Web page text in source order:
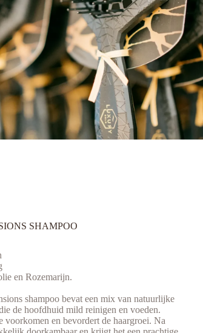
SHAMPOO
en Rozemarijn.
shampoo bevat een mix van natuurlijke
de hoofdhuid mild reinigen en voeden.
voorkomen en bevordert de haargroei. Na